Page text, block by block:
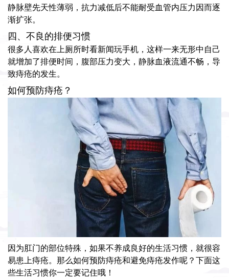
静脉壁先天性薄弱，抗力减低后不能耐受血管内压力因而逐
渐扩张。
四、不良的排便习惯
很多人喜欢在上厕所时看新闻玩手机，这样一来无形中自己
就增加了排便时间，腹部压力变大，静脉血液流通不畅，导
致痔疮的发生。
如何预防痔疮？
因为肛门的部位特殊，如果不养成良好的生活习惯，就很容
易患上痔疮。那么如何预防痔疮和避免痔疮发作呢？下面这
些生活习惯你一定要记住哦！